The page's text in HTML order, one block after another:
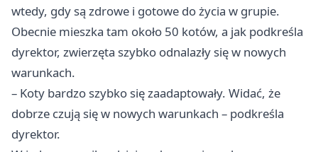
wtedy, gdy są zdrowe i gotowe do życia w grupie.
Obecnie mieszka tam około 50 kotów, a jak podkreśla
dyrektor, zwierzęta szybko odnalazły się w nowych
warunkach.
– Koty bardzo szybko się zaadaptowały. Widać, że
dobrze czują się w nowych warunkach – podkreśla
dyrektor.